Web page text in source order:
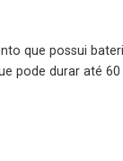
que possui
pode durar até 60